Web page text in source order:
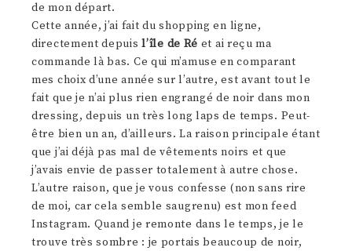
de mon départ.
Cette année, j’ai fait du shopping en ligne,
directement depuis l’île de Ré et ai reçu ma
commande là bas. Ce qui m’amuse en comparant
mes choix d’une année sur l’autre, est avant tout le
fait que je n’ai plus rien engrangé de noir dans mon
dressing, depuis un très long laps de temps. Peut-
être bien un an, d’ailleurs. La raison principale étant
que j’ai déjà pas mal de vêtements noirs et que
j’avais envie de passer totalement à autre chose.
L’autre raison, que je vous confesse (non sans rire
de moi, car cela semble saugrenu) est mon feed
Instagram. Quand je remonte dans le temps, je le
trouve très sombre : je portais beaucoup de noir,